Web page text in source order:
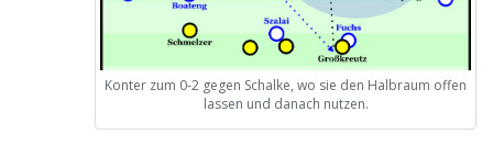
Konter zum 0-2 gegen Schalke, wo sie den Halbraum offen
lassen und danach nutzen.